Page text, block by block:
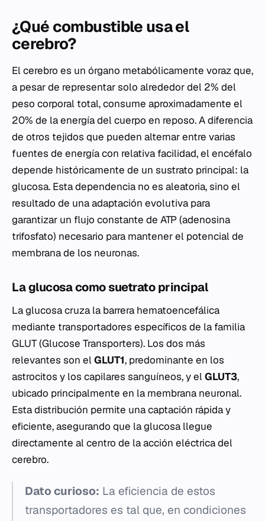
¿Qué combustible usa el
cerebro?
El cerebro es un órgano metabólicamente voraz que,
a pesar de representar solo alrededor del 2% del
peso corporal total, consume aproximadamente el
20% de la energía del cuerpo en reposo. A diferencia
de otros tejidos que pueden alternar entre varias
fuentes de energía con relativa facilidad, el encéfalo
depende históricamente de un sustrato principal: la
glucosa. Esta dependencia no es aleatoria, sino el
resultado de una adaptación evolutiva para
garantizar un flujo constante de ATP (adenosina
trifosfato) necesario para mantener el potencial de
membrana de los neuronas.
La glucosa como suetrato principal
La glucosa cruza la barrera hematoencefálica
mediante transportadores específicos de la familia
GLUT (Glucose Transporters). Los dos más
relevantes son elGLUT1, predominante en los
astrocitos y los capilares sanguíneos, y elGLUT3,
ubicado principalmente en la membrana neuronal.
Esta distribución permite una captación rápida y
eficiente, asegurando que la glucosa llegue
directamente al centro de la acción eléctrica del
cerebro.
Dato curioso: La eficiencia de estos
transportadores es tal que, en condiciones